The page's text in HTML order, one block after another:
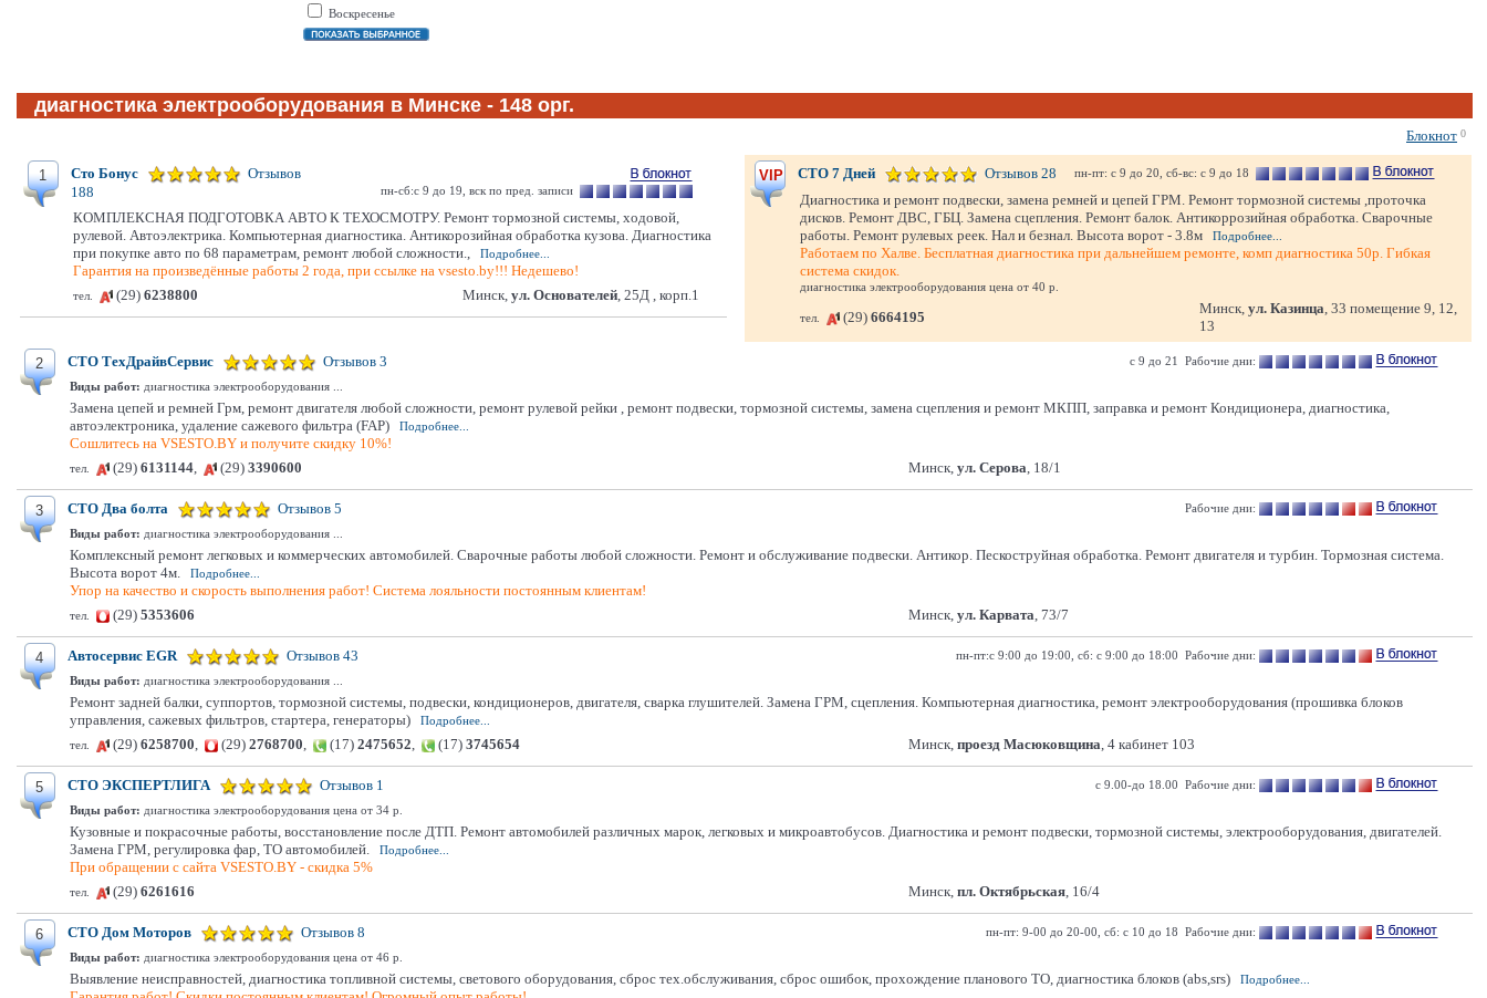
Воскресенье
диагностика электрооборудования в Минске - 148 орг.
Блокнот 0
VIP СТО 7 Дней Отзывов 28 пн-пт: с 9 до 20, сб-вс: с 9 до 18
Диагностика и ремонт подвески, замена ремней и цепей ГРМ. Ремонт тормозной системы ,проточка
дисков. Ремонт ДВС, ГБЦ. Замена сцепления. Ремонт балок. Антикоррозийная обработка. Сварочные
работы. Ремонт рулевых реек. Нал и безнал. Высота ворот - 3.8м
Подробнее...
Работаем по Халве. Бесплатная диагностика при дальнейшем ремонте, комп диагностика 50р. Гибкая
система скидок.
диагностика электрооборудования цена от 40 р.
тел. (29) 6664195
Минск, ул. Казинца, 33 помещение 9, 12,
13
1 Сто Бонус
Отзывов
188
пн-сб:с 9 до 19, вск по пред. записи
КОМПЛЕКСНАЯ ПОДГОТОВКА АВТО К ТЕХОСМОТРУ. Ремонт тормозной системы, ходовой,
рулевой. Автоэлектрика. Компьютерная диагностика. Антикорозийная обработка кузова. Диагностика
при покупке авто по 68 параметрам, ремонт любой сложности.,
Подробнее...
Гарантия на произведённые работы 2 года, при ссылке на vsesto.by!!! Недешево!
тел. (29)6238800 Минск,ул. Основателей, 25Д , корп.1
2 СТО ТехДрайвСервис Отзывов 3
с 9 до 21 Рабочие дни:
Виды работ: диагностика электрооборудования ...
Замена цепей и ремней Грм, ремонт двигателя любой сложности, ремонт рулевой рейки , ремонт подвески, тормозной системы, замена сцепления и ремонт МКПП, заправка и ремонт Кондиционера, диагностика,
автоэлектроника, удаление сажевого фильтра (FAP)
Подробнее...
Сошлитесь на VSESTO.BY и получите скидку 10%!
тел. (29) 6131144, (29) 3390600 Минск, ул. Серова, 18/1
3 СТО Два болта Отзывов 5
Рабочие дни:
Виды работ: диагностика электрооборудования ...
Комплексный ремонт легковых и коммерческих автомобилей. Сварочные работы любой сложности. Ремонт и обслуживание подвески. Антикор. Пескоструйная обработка. Ремонт двигателя и турбин. Тормозная система.
Высота ворот 4м.
Подробнее...
Упор на качество и скорость выполнения работ! Система лояльности постоянным клиентам!
тел. (29) 5353606 Минск, ул. Карвата, 73/7
4 Автосервис EGR Отзывов 43
пн-пт:c 9:00 до 19:00, сб: с 9:00 до 18:00 Рабочие дни:
Виды работ: диагностика электрооборудования ...
Ремонт задней балки, суппортов, тормозной системы, подвески, кондиционеров, двигателя, сварка глушителей. Замена ГРМ, сцепления. Компьютерная диагностика, ремонт электрооборудования (прошивка блоков
управления, сажевых фильтров, стартера, генераторы)
Подробнее...
тел.
(29) 6258700, (29) 2768700, (17) 2475652, (17) 3745654 Минск, проезд Масюковщина, 4 кабинет 103
5 СТО ЭКСПЕРТЛИГА Отзывов 1
с 9.00-до 18.00 Рабочие дни:
Виды работ: диагностика электрооборудования цена от 34 р.
Кузовные и покрасочные работы, восстановление после ДТП. Ремонт автомобилей различных марок, легковых и микроавтобусов. Диагностика и ремонт подвески, тормозной системы, электрооборудования, двигателей.
Замена ГРМ, регулировка фар, ТО автомобилей.
Подробнее...
При обращении с сайта VSESTO.BY - скидка 5%
тел. (29) 6261616 Минск, пл. Октябрьская, 16/4
6 СТО Дом Моторов Отзывов 8
пн-пт: 9-00 до 20-00, сб: с 10 до 18 Рабочие дни:
Виды работ: диагностика электрооборудования цена от 46 р.
Выявление неисправностей, диагностика топливной системы, светового оборудования, сброс тех.обслуживания, сброс ошибок, прохождение планового ТО, диагностика блоков (abs,srs) Подробнее...